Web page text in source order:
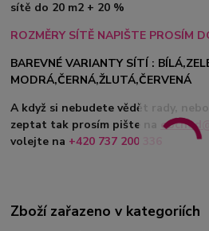
sítě do 20 m2 + 20 %
ROZMĚRY SÍTĚ NAPIŠTE PROSÍM
BAREVNÉ VARIANTY SÍTÍ :
MODRÁ,ČERNÁ,ŽLUTÁ,ČERVENÁ
A když si nebudete vědět rady,
zeptat tak prosím pište na
volejte na +420 737 200 336
Zboží zařazeno v kategoriích